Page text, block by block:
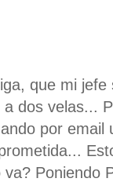
que mi
dos velas...
por email
Poniendo